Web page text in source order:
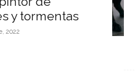
y tormentas
2022